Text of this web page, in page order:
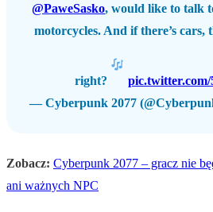
@PaweSasko, would like to talk
motorcycles. And if there’s cars,
right?
— Cyberpunk 2077
Zobacz: Cyberpunk 2077 – gracz nie
ani ważnych NPC